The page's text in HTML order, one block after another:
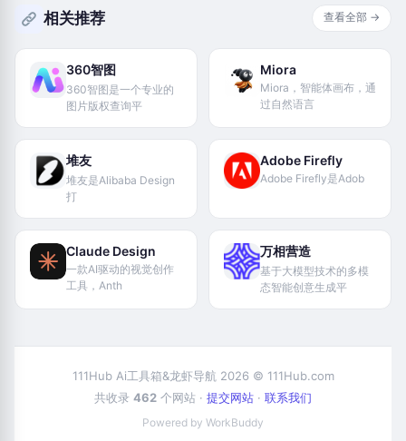
相关推荐 查看全部 →
360智图
360智图是一个专业的
图片版权查询平
Miora
Miora，智能体画布，通
过自然语言
堆友
堆友是Alibaba Design
打
Adobe Firefly
Adobe Firefly是Adob
Claude Design
一款AI驱动的视觉创作
工具，Anth
万相营造
基于大模型技术的多模
态智能创意生成平
111Hub Ai工具箱&龙虾导航 2026 © 111Hub.com
共收录 462 个网站 · 提交网站 · 联系我们
Powered by WorkBuddy